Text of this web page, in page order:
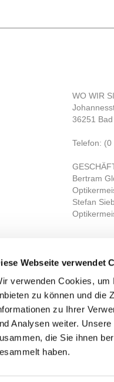
Webseite verwendet
verwenden Cookies, um
zu können und die
zu Ihrer
Analysen weiter.
die Sie ihnen
haben.
WO WIR
36251
Telefon:
Bertram
Stefan